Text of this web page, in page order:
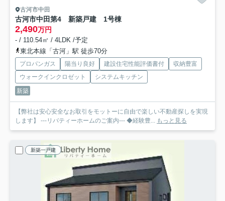
古河市中田
古河市中田第4 新築戸建 1号棟
2,490万円
- / 110.54㎡ / 4LDK /予定
東北本線「古河」駅 徒歩70分
プロパンガス 陽当り良好 建設住宅性能評価書付
収納豊富
ウォークインクロゼット
システムキッチン
新築
【弊社は安心安全なお取引をモットーに自由で楽しい不動産探しを実現
します】 ---リバティーホームのご案内--- ◆経験豊... もっと見る
新築一戸建